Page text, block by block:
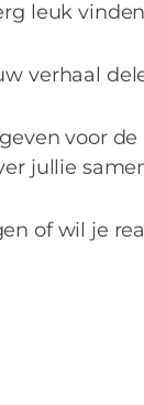
leuk
verhaal
voor
jullie
of wil je